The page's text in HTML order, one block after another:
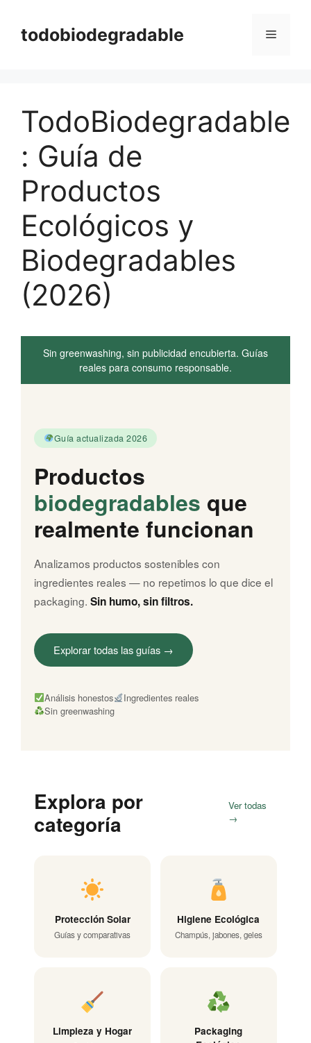
contenido
todobiodegradable Menú
TodoBiodegradable
: Guía de
Productos
Ecológicos y
Biodegradables
(2026)
Sin greenwashing, sin publicidad encubierta. Guías
reales para consumo responsable.
Guía actualizada 2026
Productos
biodegradables que
realmente funcionan
Analizamos productos sostenibles con
ingredientes reales — no repetimos lo que dice el
packaging.Sin humo, sin filtros.
Explorar todas las guías →
Análisis honestos
Ingredientes reales
Sin greenwashing
Explora por
categoría
Ver todas
→
Protección Solar
Guías y comparativas
Higiene Ecológica
Champús, jabones, geles
Limpieza y Hogar
Packaging